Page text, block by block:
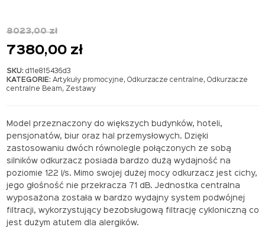
8023,00zł
Pierwotna
cena
wynosiła:
7380,00 złAktualna
wynosi:
SKU: d11e815436d3
KATEGORIE: Artykuły promocyjne, Odkurzacze centralne, Odkurzacze
centralne Beam, Zestawy
Model przeznaczony do większych budynków, hoteli,
pensjonatów, biur oraz hal przemysłowych. Dzięki
zastosowaniu dwóch równolegle połączonych ze sobą
silników odkurzacz posiada bardzo dużą wydajność na
poziomie 122 l/s. Mimo swojej dużej mocy odkurzacz jest cichy,
jego głośność nie przekracza 71 dB. Jednostka centralna
wyposażona została w bardzo wydajny system podwójnej
filtracji, wykorzystujący bezobsługową filtrację cykloniczną co
jest dużym atutem dla alergików.